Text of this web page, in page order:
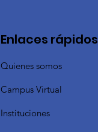
Enlaces rápidos
Quienes somos
Campus Virtual
Instituciones